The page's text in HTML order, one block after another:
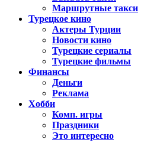
Маршрутные такси
Турецкое кино
Актеры Турции
Новости кино
Турецкие сериалы
Турецкие фильмы
Финансы
Деньги
Реклама
Хобби
Комп. игры
Праздники
Это интересно